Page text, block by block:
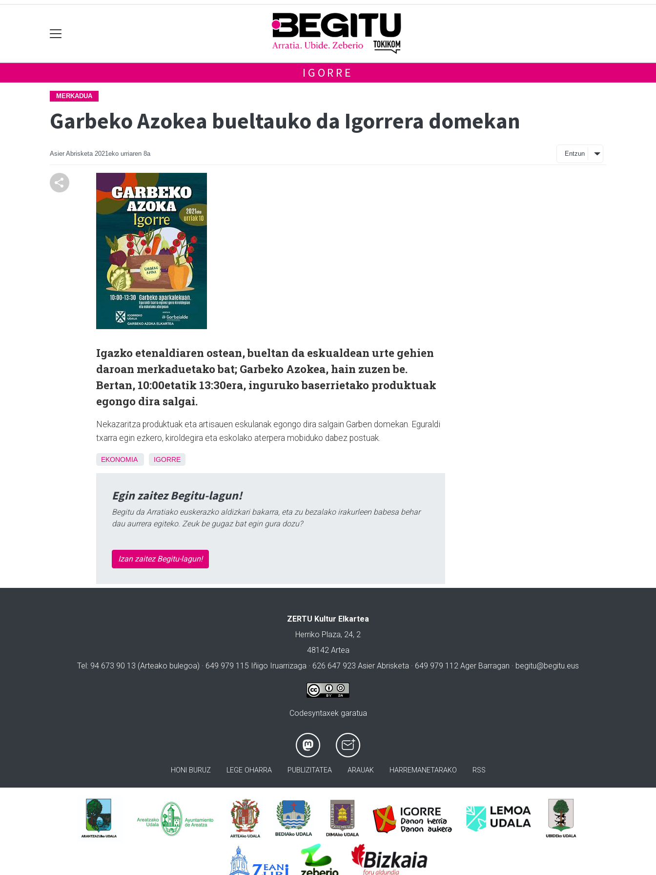
IGORRE
MERKADUA
Garbeko Azokea bueltauko da Igorrera domekan
Asier Abrisketa 2021eko urriaren 8a Entzun
Igazko etenaldiaren ostean, bueltan da eskualdean urte gehien
daroan merkaduetako bat; Garbeko Azokea, hain zuzen be.
Bertan, 10:00etatik 13:30era, inguruko baserrietako produktuak
egongo dira salgai.
Nekazaritza produktuak eta artisauen eskulanak egongo dira salgain Garben domekan. Eguraldi
txarra egin ezkero, kiroldegira eta eskolako aterpera mobiduko dabez postuak.
EKONOMIA IGORRE
Egin zaitez Begitu-lagun!
Begitu da Arratiako euskerazko aldizkari bakarra, eta zu bezalako irakurleen babesa behar
dau aurrera egiteko. Zeuk be gugaz bat egin gura dozu?
Izan zaitez Begitu-lagun!
ZERTU Kultur Elkartea
Herriko Plaza, 24, 2
48142 Artea
Tel: 94 673 90 13 (Arteako bulegoa) · 649 979 115 Iñigo Iruarrizaga · 626 647 923 Asier Abrisketa · 649 979 112 Ager Barragan · begitu@begitu.eus
Codesyntaxek garatua
HONI BURUZ LEGE OHARRA PUBLIZITATEA ARAUAK HARREMANETARAKO RSS